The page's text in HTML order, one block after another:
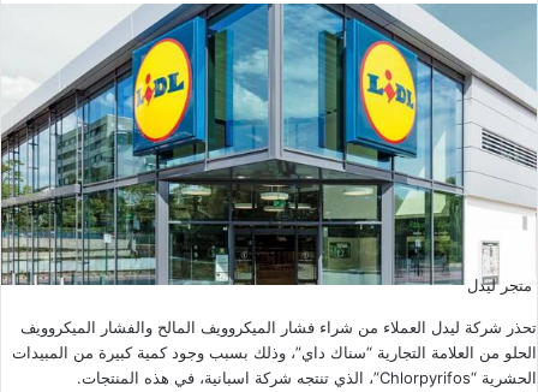
متجر ليدل
تحذر شركة ليدل العملاء من شراء فشار الميكروويف المالح والفشار الميكروويف
الحلو من العلامة التجارية “سناك داي”، وذلك بسبب وجود كمية كبيرة من المبيدات
الحشرية “Chlorpyrifos”، الذي تنتجه شركة اسبانية، في هذه المنتجات.